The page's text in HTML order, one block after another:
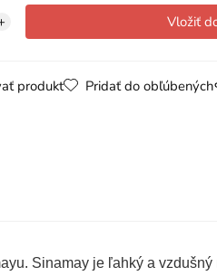
produkt Pridať do obľúbených
Sinamay je ľahký a vzdušný